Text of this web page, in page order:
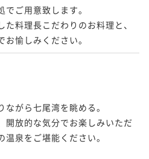
ご用意致します。
料理長こだわりのお料理と、
愉しみください。
がら七尾湾を眺める。
開放的な気分でお楽しみいただ
泉をご堪能ください。